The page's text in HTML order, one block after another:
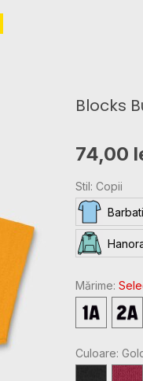
Blocks
74,00
Stil: Copii
Barbati
Mărime:
2T
AN
3T
ANI
Culoare: